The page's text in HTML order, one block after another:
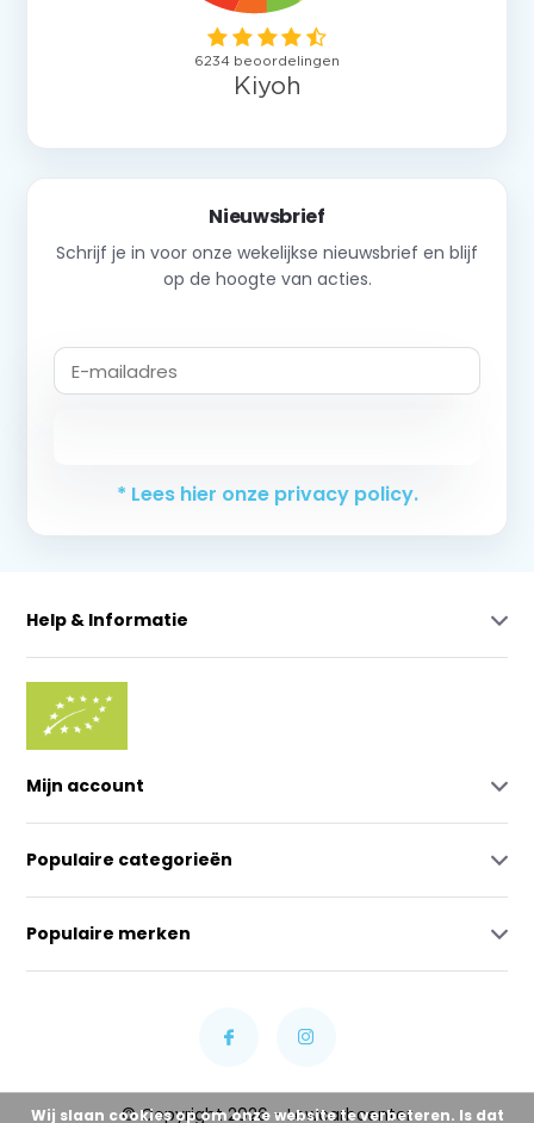
Nieuwsbrief
Schrijf je in voor onze wekelijkse nieuwsbrief en blijf
op de hoogte van acties.
* Lees hier onze privacy policy.
Help & Informatie
Mijn account
Populaire categorieën
Populaire merken
© Copyright 2026 - Lowcarbcenter
Wij slaan cookies op om onze website te verbeteren. Is dat